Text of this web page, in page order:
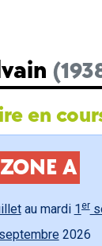
en
ZONE A
au mardi 1 er
2026